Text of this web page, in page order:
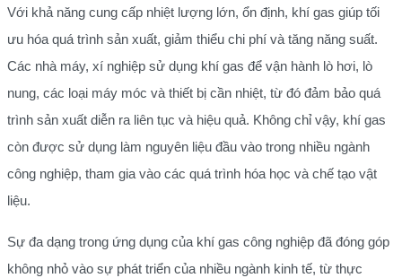
Với khả năng cung cấp nhiệt lượng lớn, ổn định, khí gas giúp tối
ưu hóa quá trình sản xuất, giảm thiểu chi phí và tăng năng suất.
Các nhà máy, xí nghiệp sử dụng khí gas để vận hành lò hơi, lò
nung, các loại máy móc và thiết bị cần nhiệt, từ đó đảm bảo quá
trình sản xuất diễn ra liên tục và hiệu quả. Không chỉ vậy, khí gas
còn được sử dụng làm nguyên liệu đầu vào trong nhiều ngành
công nghiệp, tham gia vào các quá trình hóa học và chế tạo vật
liệu.
Sự đa dạng trong ứng dụng của khí gas công nghiệp đã đóng góp
không nhỏ vào sự phát triển của nhiều ngành kinh tế, từ thực